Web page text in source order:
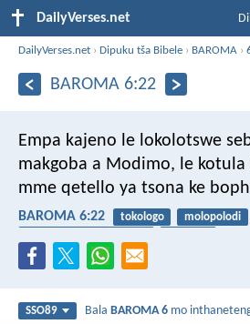
DailyVerses.net
DailyVerses.net ›Dipuku tša Bibele › BAROMA ›
BAROMA 6:22
Empa kajeno le lokolotswe
makgoba a Modimo, le kotula
mme qetello ya tsona ke
BAROMA 6:22 tokologo molopolodi
SSO89 BalaBAROMA 6 mo